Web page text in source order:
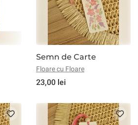
Semn de Carte
Floare cu Floare
23,00 lei